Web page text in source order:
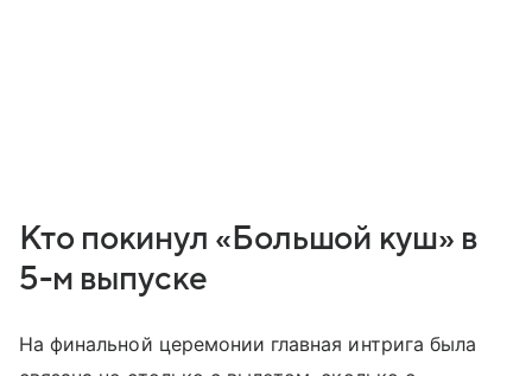
Кто покинул «Большой куш» в
5-м выпуске
На финальной церемонии главная интрига была